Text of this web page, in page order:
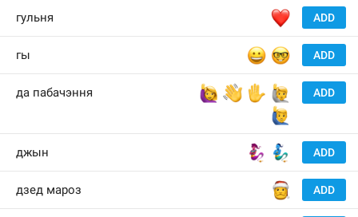
ADD
❤️
гульня
ADD
😀
🤓
гы
ADD
🙋‍♀️
👋
✋
🙋
🙋‍♂️
да пабачэння
ADD
🧞‍♀️
🧞‍♂️
джын
ADD
🎅
дзед мароз